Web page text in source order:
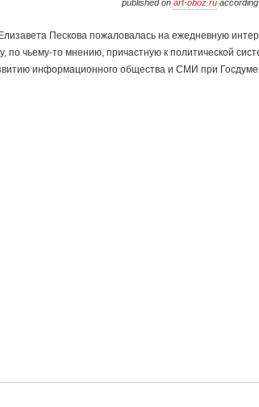
published on art-oboz.ruaccording
Пескова пожаловалась на ежедневную
по чьему-то мнению, причастную к политической
информационного общества и СМИ при